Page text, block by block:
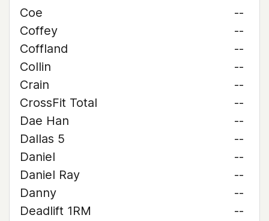
Coe
--
Coffey
--
Coffland
--
Collin
--
Crain
--
CrossFit Total
--
Dae Han
--
Dallas 5
--
Daniel
--
Daniel Ray
--
Danny
--
Deadlift 1RM
--